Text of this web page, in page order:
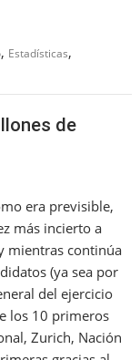
, Estadísticas,
de
era previsible,
más incierto a
mientras continúa
(ya sea por
del ejercicio
los 10 primeros
Zurich, Nación